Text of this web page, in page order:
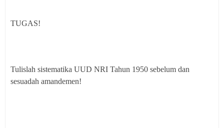
TUGAS!
Tulislah sistematika UUD NRI Tahun 1950 sebelum dan
sesuadah amandemen!